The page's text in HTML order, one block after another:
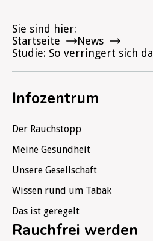
Sie sind hier
Startseite
News
Studie: So verringert sich
Infozentrum
Der Rauchstopp
Meine Gesundheit
Unsere Gesellschaft
Wissen rund um Tabak
Das ist geregelt
Rauchfrei werden